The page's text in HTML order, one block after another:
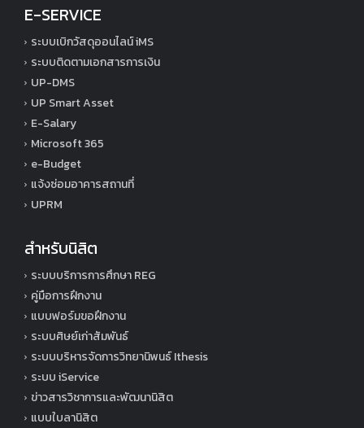
E-SERVICE
ระบบเบิกวัสดุออนไลน์ iMS
ระบบติดตามเอกสารการเงิน
UP-DMS
UP Smart Asset
E-Salary
Microsoft 365
e-Budget
แจ้งซ่อมอาคารสถานที่
UPRM
สำหรับนิสิต
ระบบบริการการศึกษา REG
คู่มือการฝึกงาน
แบบฟอร์มขอฝึกงาน
ระบบศิษย์เก่าสัมพันธ์
ระบบบริหารจัดการวิทยานิพนธ์ Ithesis
ระบบ iService
ข่าวสารวิชาการและพัฒนานิสิต
แบบใบลานิสิต